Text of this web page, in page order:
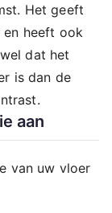
Het geeft
en heeft ook
dat het
is dan de
aan
van uw vloer